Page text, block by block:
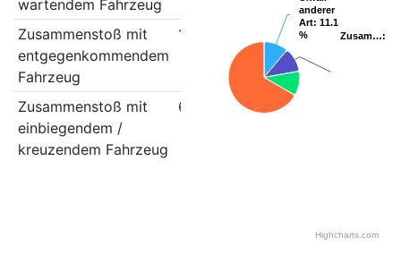
wartendem Fahrzeug
Zusammenstoß mit
entgegenkommendem
Fahrzeug
1
Zusammenstoß mit
einbiegendem /
kreuzendem Fahrzeug
6
anderer
Art: 11.1
%
anderer
Art: 11.1
%
Zusam…:
Zusam…:
Highcharts.com